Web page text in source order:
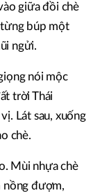
giữa đồi chè
từng búp một
ngửi.
nói mộc
trời Thái
Lát sau, xuống
chè.
Mùi nhựa chè
nồng đượm,